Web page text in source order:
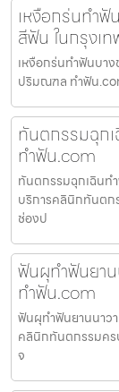
เหงือกร่นทำ
สีฟัน ในกรุงเ
เหงือกร่นทำฟันบา
ปริมณฑล ทำฟัน
ทันตกรรมฉุก
ทำฟัน.com
ทันตกรรมฉุกเฉิน
บริการคลินิกทันตก
ช่องป
ฟันผุทำฟันยา
ทำฟัน.com
ฟันผุทำฟันยานนาว
คลินิกทันตกรรมคร
จ